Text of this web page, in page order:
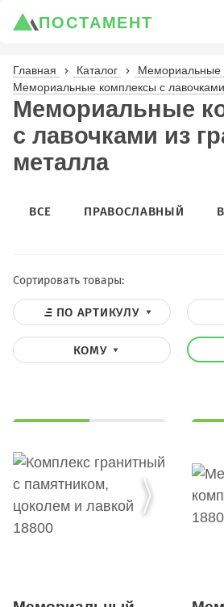
ПОСТАМЕНТ
Главная Каталог
Мемориальные
Мемориальные комплексы с
Мемориальные
с лавочками из
металла
ВСЕ ПРАВОСЛАВНЫЙ
Сортировать товары:
ПО АРТИКУЛУ
КОМУ